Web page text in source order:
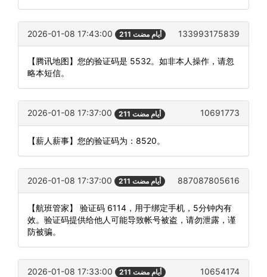
2026-01-08 17:43:00 211 أيام مضت 133993175839
【腾讯地图】您的验证码是 5532。如非本人操作，请忽
略本短信。
2026-01-08 17:37:00 211 أيام مضت 10691773
【薪人薪事】您的验证码为：8520。
2026-01-08 17:37:00 211 أيام مضت 887087805616
【航班管家】 验证码 6114，用于绑定手机，5分钟内有
效。验证码提供给他人可能导致帐号被盗，请勿泄露，谨
防被骗。
2026-01-08 17:33:00 211 أيام مضت 10654174